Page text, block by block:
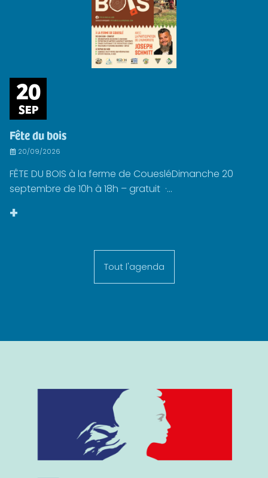
20
SEP
Fête du bois
20/09/2026
FÊTE DU BOIS à la ferme de CouesléDimanche 20
septembre de 10h à 18h – gratuit ·...
+
Tout l'agenda